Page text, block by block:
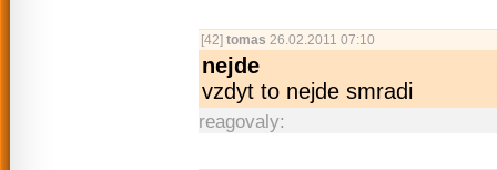
[42] tomas 26.02.2011 07:10
nejde
vzdyt to nejde smradi
reagovaly: